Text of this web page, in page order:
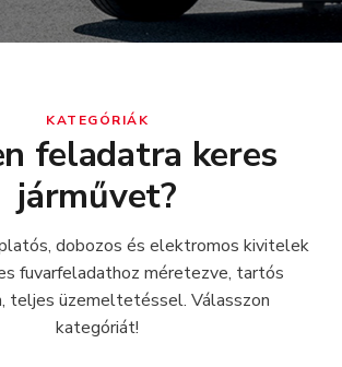
KATEGÓRIÁK
feladatra keres
járművet?
dobozos és elektromos kivitelek
fuvarfeladathoz méretezve, tartós
teljes üzemeltetéssel. Válasszon
kategóriát!